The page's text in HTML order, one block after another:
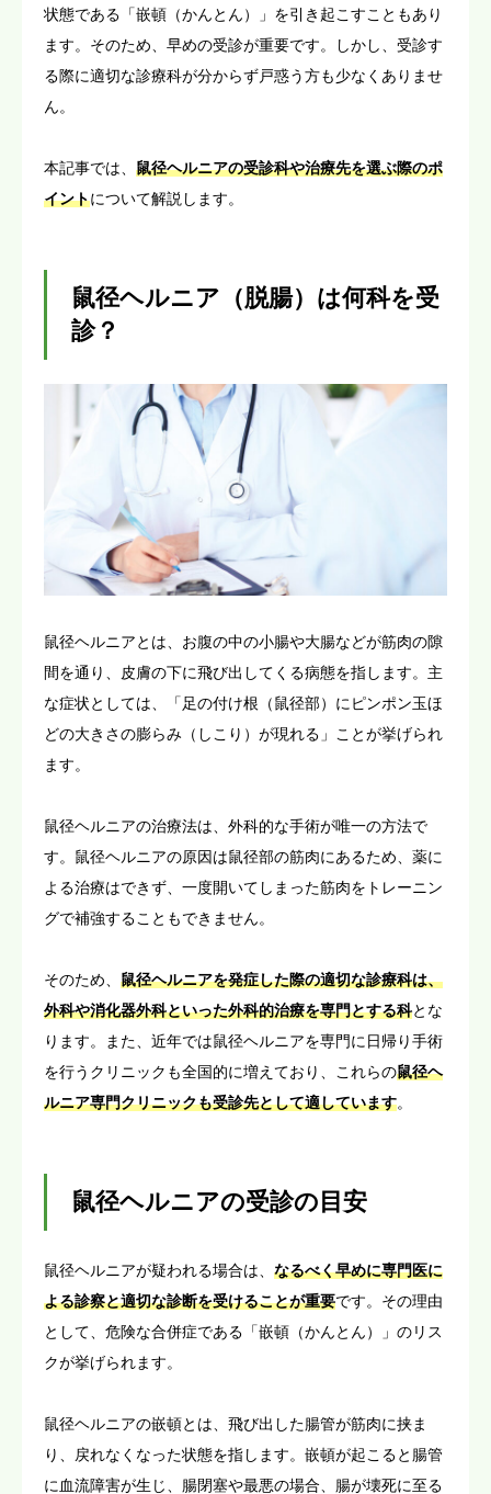
状態である「嵌頓（かんとん）」を引き起こすこともあり
ます。そのため、早めの受診が重要です。しかし、受診す
る際に適切な診療科が分からず戸惑う方も少なくありませ
ん。
本記事では、 鼠径ヘルニアの受診科や治療先を選ぶ際のポ
イントについて解説します。
鼠径ヘルニア（脱腸）は何科を受
診？
鼠径ヘルニアとは、お腹の中の小腸や大腸などが筋肉の隙
間を通り、皮膚の下に飛び出してくる病態を指します。主
な症状としては、「足の付け根（鼠径部）にピンポン玉ほ
どの大きさの膨らみ（しこり）が現れる」ことが挙げられ
ます。
鼠径ヘルニアの治療法は、外科的な手術が唯一の方法で
す。鼠径ヘルニアの原因は鼠径部の筋肉にあるため、薬に
よる治療はできず、一度開いてしまった筋肉をトレーニン
グで補強することもできません。
そのため、 鼠径ヘルニアを発症した際の適切な診療科は、
外科や消化器外科といった外科的治療を専門とする科とな
ります。また、近年では鼠径ヘルニアを専門に日帰り手術
を行うクリニックも全国的に増えており、これらの鼠径ヘ
ルニア専門クリニックも受診先として適しています。
鼠径ヘルニアの受診の目安
鼠径ヘルニアが疑われる場合は、 なるべく早めに専門医に
よる診察と適切な診断を受けることが重要です。その理由
として、危険な合併症である「嵌頓（かんとん）」のリス
クが挙げられます。
鼠径ヘルニアの嵌頓とは、飛び出した腸管が筋肉に挟ま
り、戻れなくなった状態を指します。嵌頓が起こると腸管
に血流障害が生じ、腸閉塞や最悪の場合、腸が壊死に至る